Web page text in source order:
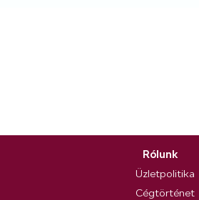
Rólunk
Üzletpolitika
Cégtörténet